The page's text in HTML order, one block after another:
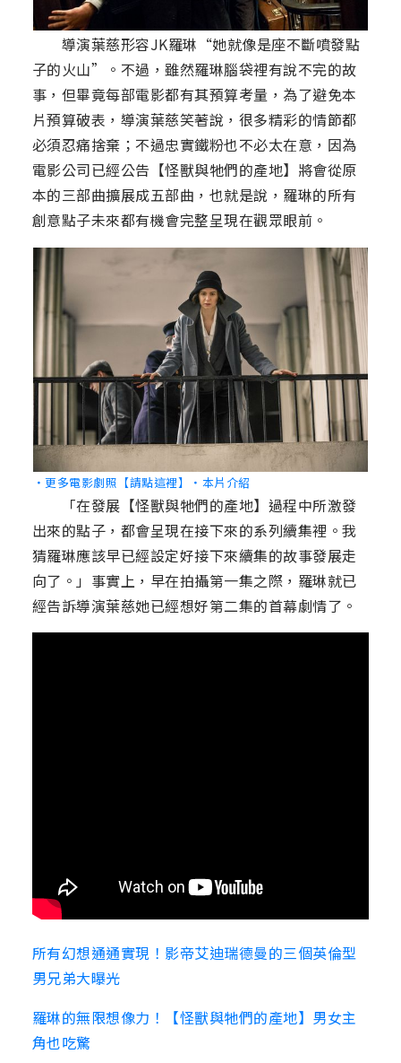
導演葉慈形容JK羅琳“她就像是座不斷噴發點
子的火山”。不過，雖然羅琳腦袋裡有說不完的故
事，但畢竟每部電影都有其預算考量，為了避免本
片預算破表，導演葉慈笑著說，很多精彩的情節都
必須忍痛捨棄；不過忠實鐵粉也不必太在意，因為
電影公司已經公告【怪獸與牠們的產地】將會從原
本的三部曲擴展成五部曲，也就是說，羅琳的所有
創意點子未來都有機會完整呈現在觀眾眼前。
‧更多電影劇照【請點這裡】 ‧本片介紹
「在發展【怪獸與牠們的產地】過程中所激發
出來的點子，都會呈現在接下來的系列續集裡。我
猜羅琳應該早已經設定好接下來續集的故事發展走
向了。」事實上，早在拍攝第一集之際，羅琳就已
經告訴導演葉慈她已經想好第二集的首幕劇情了。
所有幻想通通實現！影帝艾迪瑞德曼的三個英倫型
男兄弟大曝光
羅琳的無限想像力！【怪獸與牠們的產地】男女主
角也吃驚